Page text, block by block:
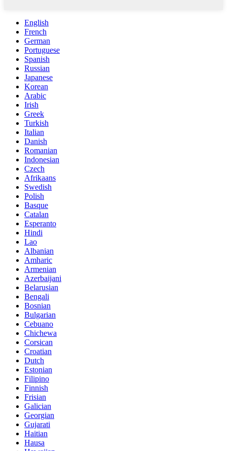
English
French
German
Portuguese
Spanish
Russian
Japanese
Korean
Arabic
Irish
Greek
Turkish
Italian
Danish
Romanian
Indonesian
Czech
Afrikaans
Swedish
Polish
Basque
Catalan
Esperanto
Hindi
Lao
Albanian
Amharic
Armenian
Azerbaijani
Belarusian
Bengali
Bosnian
Bulgarian
Cebuano
Chichewa
Corsican
Croatian
Dutch
Estonian
Filipino
Finnish
Frisian
Galician
Georgian
Gujarati
Haitian
Hausa